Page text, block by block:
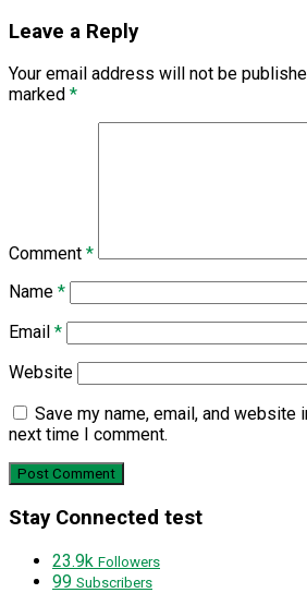
Leave a Reply
Your email address will not be
marked *
Comment *
Name *
Email *
Website
Save my name, email, and
next time I comment.
Stay Connected test
23.9k Followers
99 Subscribers